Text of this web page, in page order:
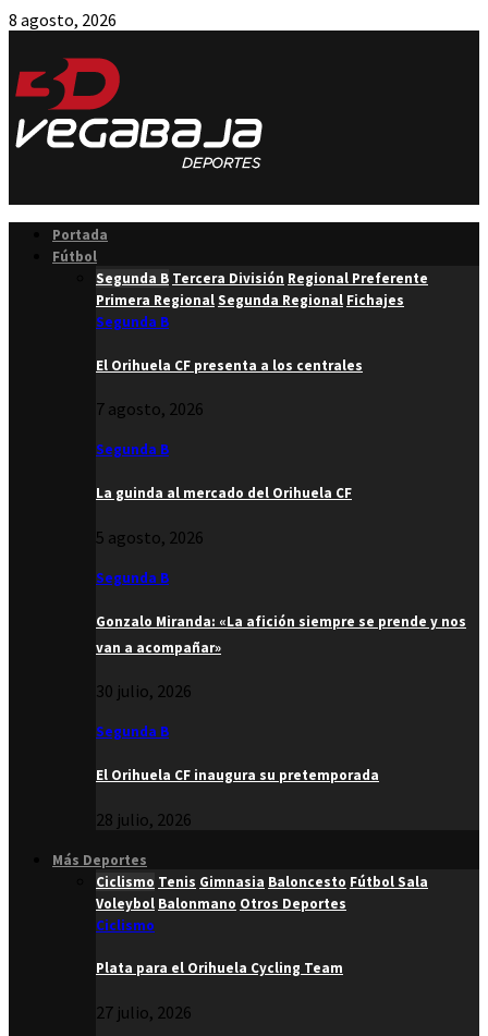
8 agosto, 2026
Portada
Fútbol
Segunda B Tercera División Regional Preferente
Primera RegionalSegunda Regional Fichajes
Segunda B
El Orihuela CF presenta a los centrales
7 agosto, 2026
Segunda B
La guinda al mercado del Orihuela CF
5 agosto, 2026
Segunda B
Gonzalo Miranda: «La afición siempre se prende y nos
van a acompañar»
30 julio, 2026
Segunda B
El Orihuela CF inaugura su pretemporada
28 julio, 2026
Más Deportes
Ciclismo Tenis Gimnasia Baloncesto Fútbol Sala
Voleybol Balonmano Otros Deportes
Ciclismo
Plata para el Orihuela Cycling Team
27 julio, 2026